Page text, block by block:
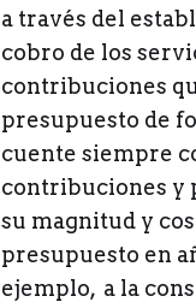
a través del
cobro de los
contribuciones
presupuesto de
cuente siempre
contribuciones y
su magnitud y
presupuesto en
ejemplo, a la